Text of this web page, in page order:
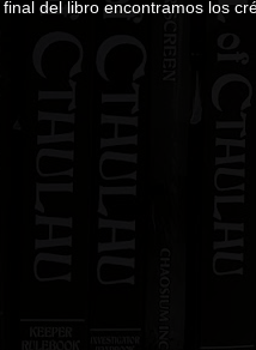
final del libro encontramos los
Secreta